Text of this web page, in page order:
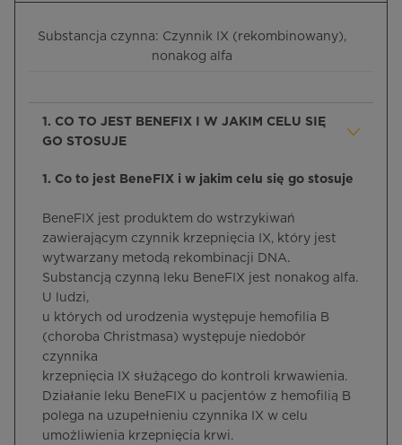
Substancja czynna: Czynnik IX (rekombinowany),
nonakog alfa
1. CO TO JEST BENEFIX I W JAKIM CELU SIĘ
GO STOSUJE
1. Co to jest BeneFIX i w jakim celu się go stosuje
BeneFIX jest produktem do wstrzykiwań
zawierającym czynnik krzepnięcia IX, który jest
wytwarzany metodą rekombinacji DNA.
Substancją czynną leku BeneFIX jest nonakog alfa.
U ludzi,
u których od urodzenia występuje hemofilia B
(choroba Christmasa) występuje niedobór
czynnika
krzepnięcia IX służącego do kontroli krwawienia.
Działanie leku BeneFIX u pacjentów z hemofilią B
polega na uzupełnieniu czynnika IX w celu
umożliwienia krzepnięcia krwi.